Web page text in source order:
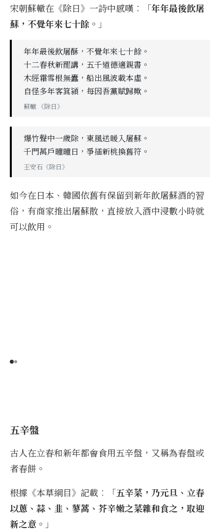
宋朝蘇轍在《除日》一詩中感嘆︰「年年最後飲屠
蘇，不覺年來七十餘。 」
年年最後飲屠酥，不覺年來七十餘。
十二春秋新罷講，五千道德適親書。
木經霜雪根無蠹，船出風波載本虛。
自怪多年客箕潁，每因吾黨賦歸歟。
蘇轍 《除日》
爆竹聲中一歲除，東風送暖入屠蘇。
千門萬戶曈曈日，爭插新桃換舊符。
王安石《除日》
如今在日本、韓國依舊有保留到新年飲屠蘇酒的習
俗，有商家推出屠蘇散，直接放入酒中浸數小時就
可以飲用。
五辛盤
古人在立春和新年都會食用五辛盤，又稱為春盤或
者春餅。
根據《本草綱目》記載︰「五辛菜，乃元旦、立春
以蔥、蒜、韭、蓼蒿、芥辛嫩之菜雜和食之，取迎
新之意。 」